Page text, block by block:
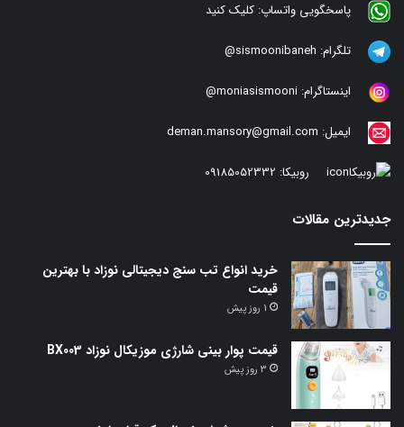
پاسخگویی واتساپ: کلیک کنید
تلگرام: sismoonibaneh@
اینستاگرام: moniasismooni@
ایمیل: deman.mansory@gmail.com
روبیکا: 09185052332
جدیدترین مقالات
خرید انواع تب سنج دیجیتالی نوزاد با بهترین
قیمت
1 روز پیش
قیمت پوار بینی شارژی موزیکال نوزاد BX003
3 روز پیش